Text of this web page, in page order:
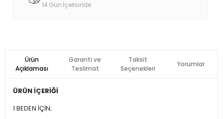
14 Gün İçerisinde
Ürün
Açıklaması
Garanti ve
Teslimat
Taksit
Seçenekleri
Yorumlar
ÜRÜN İÇERİĞİ
1 BEDEN İÇİN;